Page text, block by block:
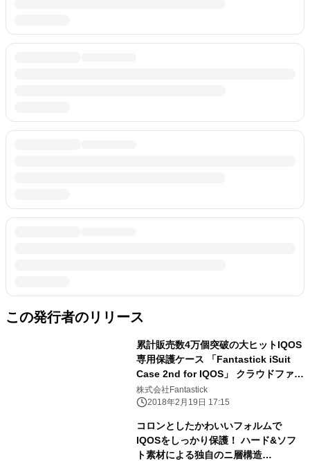
この発行者のリリース
累計販売数4万個突破の大ヒットIQOS
専用保護ケース 「Fantastick iSuit
Case 2nd for IQOS」 クラウドファン
ディングサイトMakuake限定カラーを
2月19日(月)10時から予約販売開始
株式会社Fantastick
2018年2月19日 17:15
コロンとしたかわいいフォルムで
IQOSをしっかり保護！ ハード&ソフ
ト素材による独自のニ層構造